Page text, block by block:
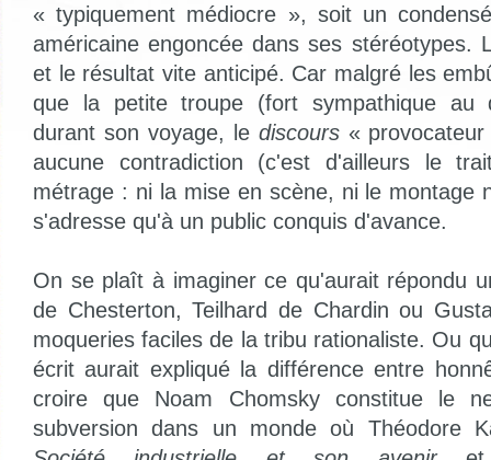
« typiquement médiocre », soit un
américaine engoncée dans ses stéréotypes.
et le résultat vite anticipé. Car malgré les
que la petite troupe (fort sympathique au
durant son voyage, le discours« provocateur
aucune contradiction (c'est d'ailleurs le
métrage : ni la mise en scène, ni le montage
s'adresse qu'à un public conquis d'avance.
On se plaît à imaginer ce qu'aurait répondu
de Chesterton, Teilhard de Chardin ou
moqueries faciles de la tribu rationaliste. Ou
écrit aurait expliqué la différence entre
croire que Noam Chomsky constitue le
subversion dans un monde où Théodore